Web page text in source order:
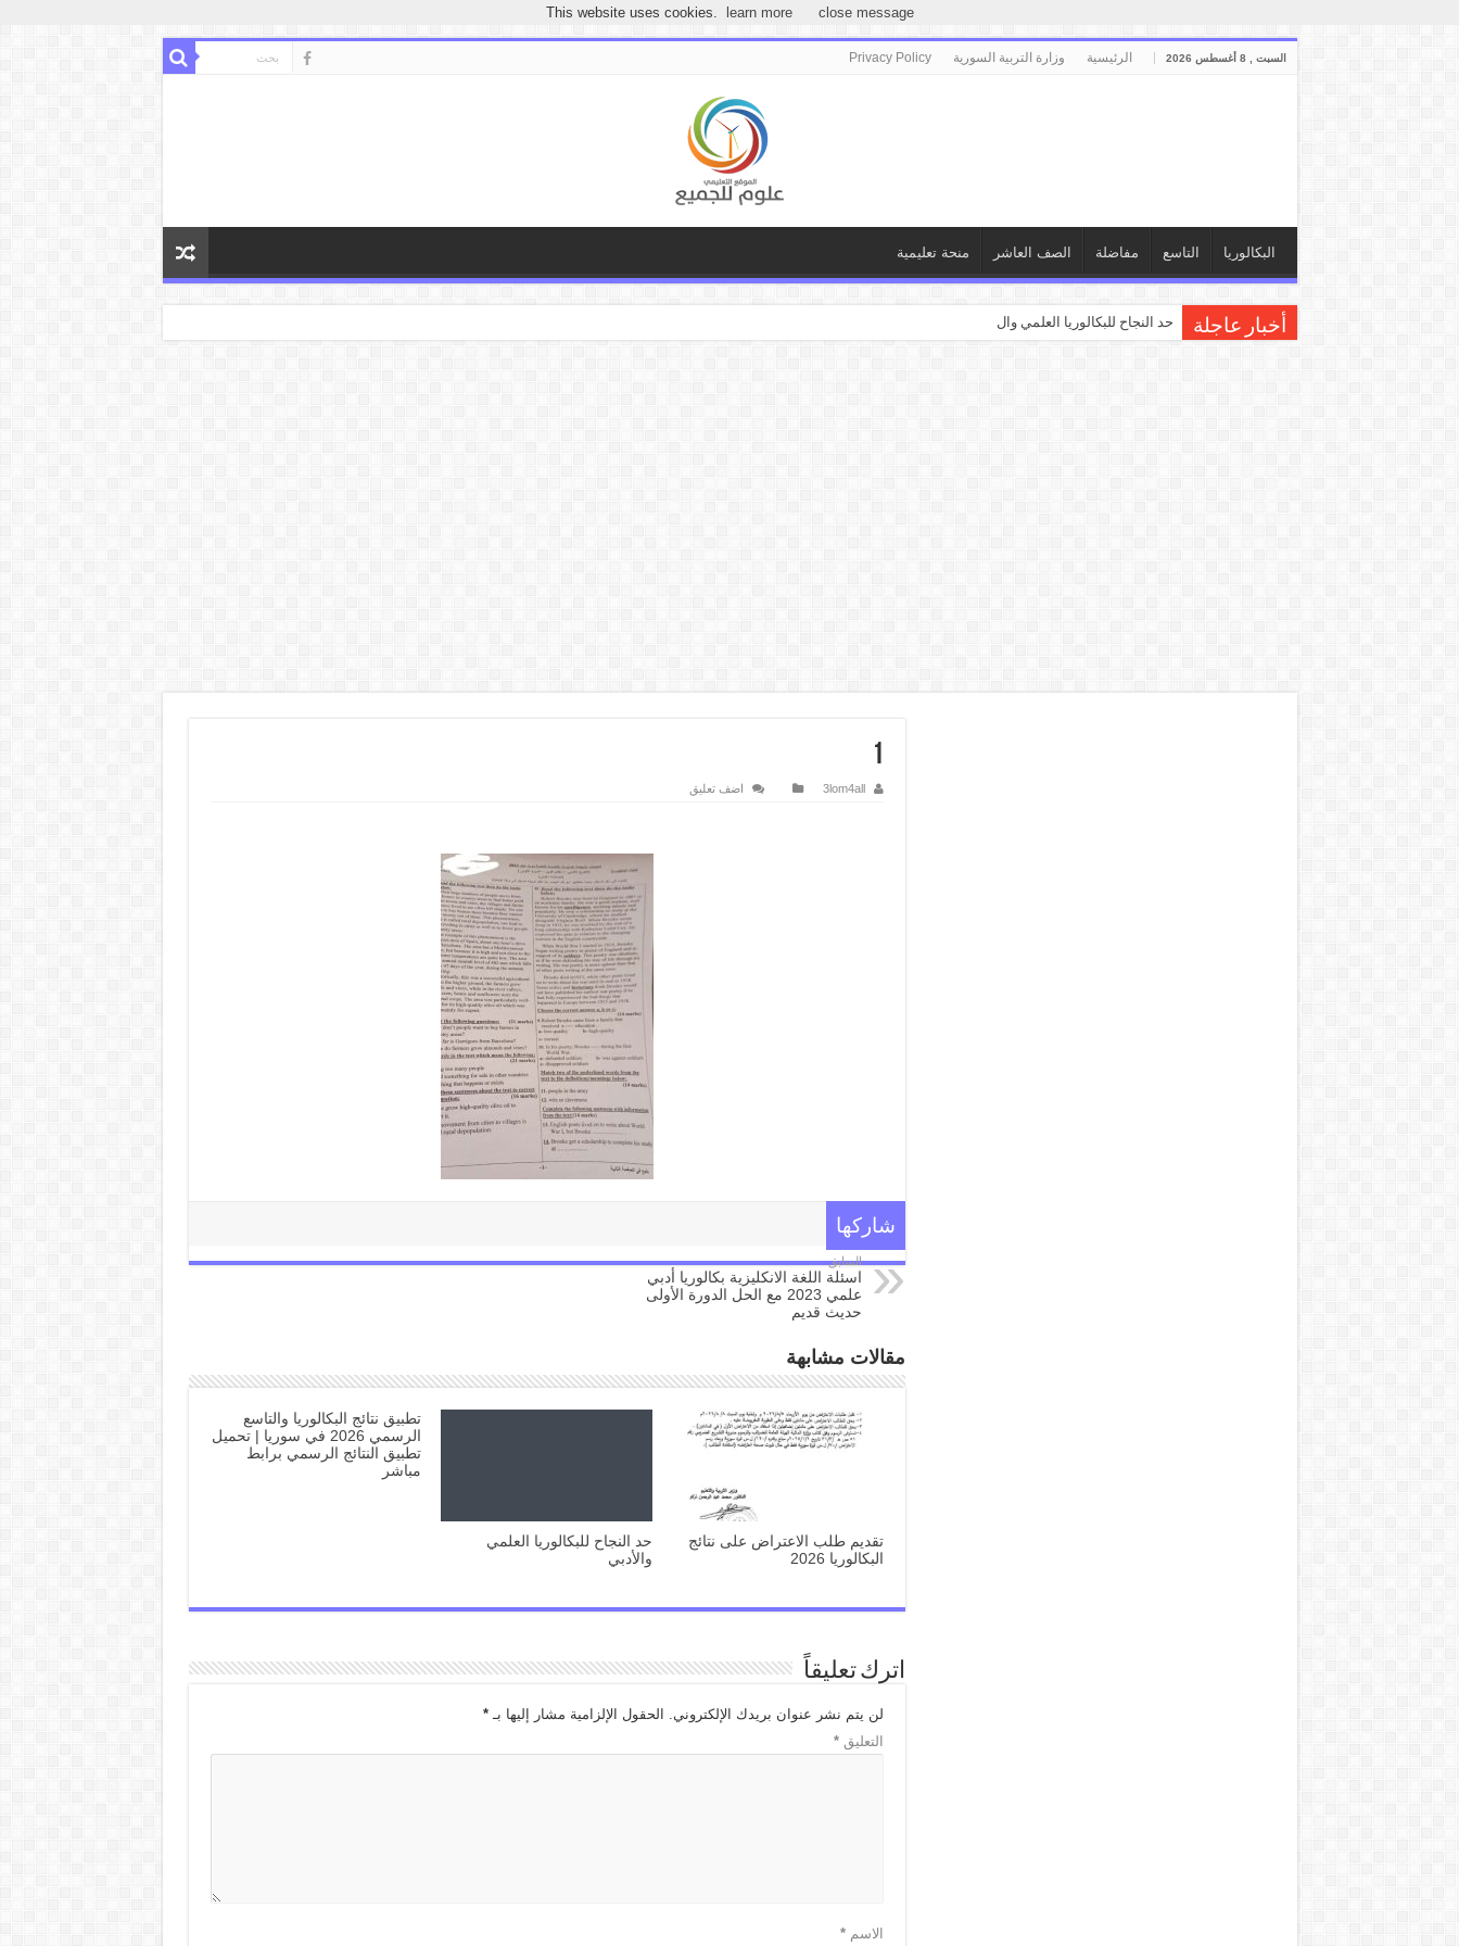
مرحباً بكـ بموقع علوم للجميع
السبت , 8 أغسطس 2026 الرئيسية وزارة التربية السورية Privacy Policy
البكالوريا التاسع مفاضلة الصف العاشر منحة تعليمية
أخبار عاجلة حد النجاح للبكالوريا العلمي والأدبي
1
3lom4all اضف تعليق
شاركها
السابق
اسئلة اللغة الانكليزية بكالوريا أدبي
علمي 2023 مع الحل الدورة الأولى
حديث قديم
مقالات مشابهة
تقديم طلب الاعتراض على نتائج
البكالوريا 2026
حد النجاح للبكالوريا العلمي
والأدبي
تطبيق نتائج البكالوريا والتاسع
الرسمي 2026 في سوريا | تحميل
تطبيق النتائج الرسمي برابط
مباشر
اترك تعليقاً
لن يتم نشر عنوان بريدك الإلكتروني. الحقول الإلزامية مشار إليها بـ*
التعليق*
الاسم*
This website uses cookies. learn more close message